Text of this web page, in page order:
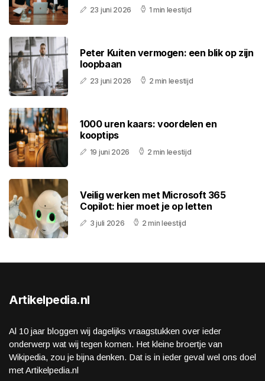
23 juni 2026 1 min leestijd
Peter Kuiten vermogen: een blik op zijn
loopbaan
23 juni 2026 2 min leestijd
1000 uren kaars: voordelen en
kooptips
19 juni 2026 2 min leestijd
Veilig werken met Microsoft 365
Copilot: hier moet je op letten
3 juli 2026 2 min leestijd
Artikelpedia.nl
Al 10 jaar bloggen wij dagelijks vraagstukken over ieder
onderwerp wat wij tegen komen. Het kleine broertje van
Wikipedia, zou je bijna denken. Dat is in ieder geval wel ons doel
met Artikelpedia.nl